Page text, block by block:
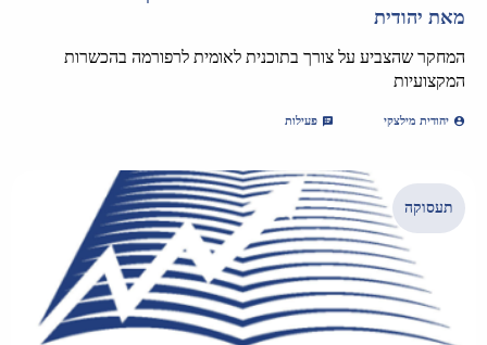
מאת יהודית
המחקר שהצביע על צורך בתוכנית לאומית לרפורמה בהכשרות
המקצועיות
יהודית מילצקי פעילות
תעסוקה